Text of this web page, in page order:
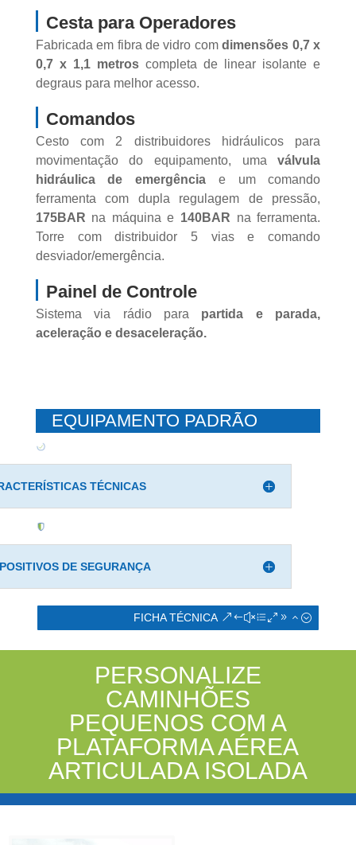
Cesta para Operadores
Fabricada em fibra de vidro comdimensões 0,7 x
0,7 x 1,1 metroscompleta de linear isolante e
degraus para melhor acesso.
Comandos
Cesto com 2 distribuidores hidráulicos para
movimentação do equipamento, umaválvula
hidráulica de emergência e um comando
ferramenta com dupla regulagem de pressão,
175BAR na máquina e 140BAR na ferramenta.
Torre com distribuidor 5 vias e comando
desviador/emergência.
Painel de Controle
Sistema via rádio para partida e parada,
aceleração e desaceleração.
EQUIPAMENTO PADRÃO
TÉCNICAS
DE SEGURANÇA
FICHA TÉCNICA
PERSONALIZE
CAMINHÕES
PEQUENOS COM A
PLATAFORMA AÉREA
ARTICULADA ISOLADA